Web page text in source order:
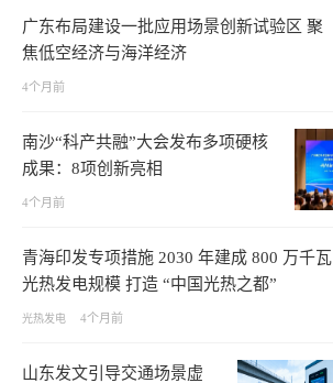
广东布局建设一批应用场景创新试验区 聚
焦低空经济与海洋经济
4个月前
南沙“科产共融”大会发布多项硬核
成果：8项创新亮相
4个月前
青海印发专项措施 2030 年建成 800 万千瓦
光热发电规模 打造 “中国光热之都”
光热发电 4个月前
山东发文引导交通场景虚